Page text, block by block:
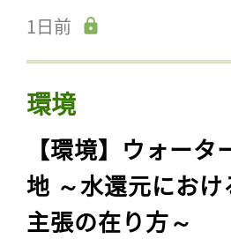
1日前
環境
【環境】ウォー
地 ～水還元にお
主張の在り方～